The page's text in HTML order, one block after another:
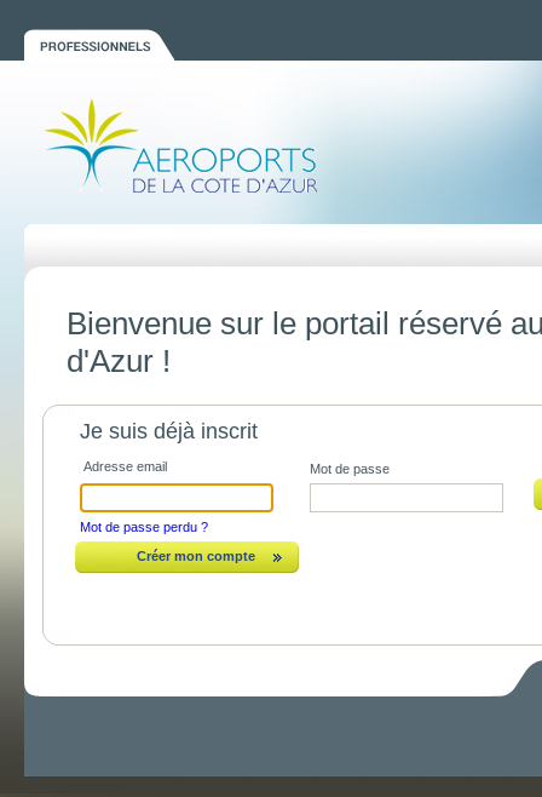
Bienvenue sur le portail réservé
d'Azur !
Je suis déjà inscrit
Adresse email Mot de passe
Mot de passe perdu ?
Créer mon compte